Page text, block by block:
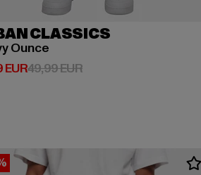
CLASSICS
Ounce
EURPreis: 29,99 EUR
49,99 EURAktionspreis: 49,99 EUR